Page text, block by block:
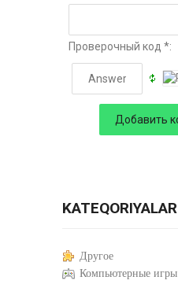
Проверочный код *:
KATEQORIYALAR
Другое
Компьютерные игры